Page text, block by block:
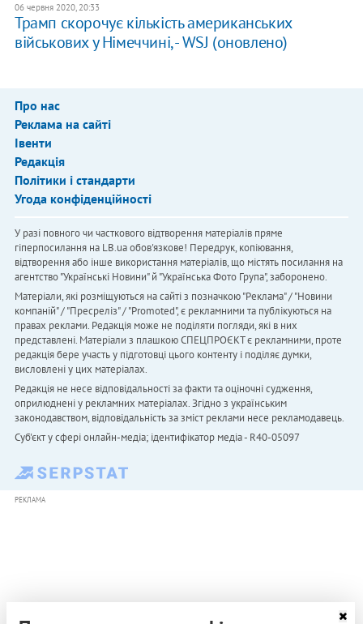
06 червня 2020, 20:33
Трамп скорочує кількість американських
військових у Німеччині, - WSJ (оновлено)
Про нас
Реклама на сайті
Івенти
Редакція
Політики і стандарти
Угода конфіденційності
У разі повного чи часткового відтворення матеріалів пряме
гіперпосилання на LB.ua обов'язкове! Передрук, копіювання,
відтворення або інше використання матеріалів, що містять посилання на
агентство "Українськi Новини" й "Українська Фото Група", заборонено.
Матеріали, які розміщуються на сайті з позначкою "Реклама" / "Новини
компаній" / "Пресреліз" / "Promoted", є рекламними та публікуються на
правах реклами. Редакція може не поділяти погляди, які в них
представлені. Матеріали з плашкою СПЕЦПРОЄКТ є рекламними, проте
редакція бере участь у підготовці цього контенту і поділяє думки,
висловлені у цих матеріалах.
Редакція не несе відповідальності за факти та оціночні судження,
оприлюднені у рекламних матеріалах. Згідно з українським
законодавством, відповідальність за зміст реклами несе рекламодавець.
Cуб'єкт у сфері онлайн-медіа; ідентифікатор медіа - R40-05097
РЕКЛАМА